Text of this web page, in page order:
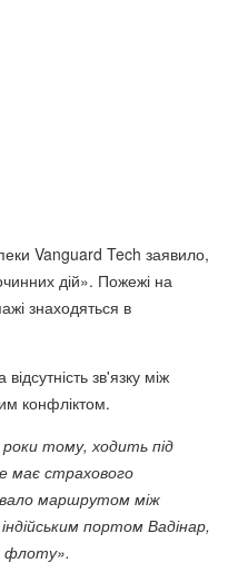
Vanguard Tech заявило,
дій». Пожежі на
знаходяться в
зв'язку між
конфліктом.
тому, ходить під
має страхового
маршрутом між
портом Вадінар,
флоту».